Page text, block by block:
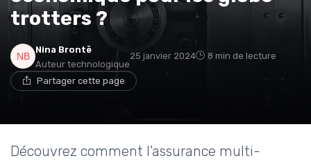
trotters ?
Nina Brontë
Auteur technologique
25 janvier 2024 8 min de lecture
Partager cette page
Découvrez comment l'assurance multi-